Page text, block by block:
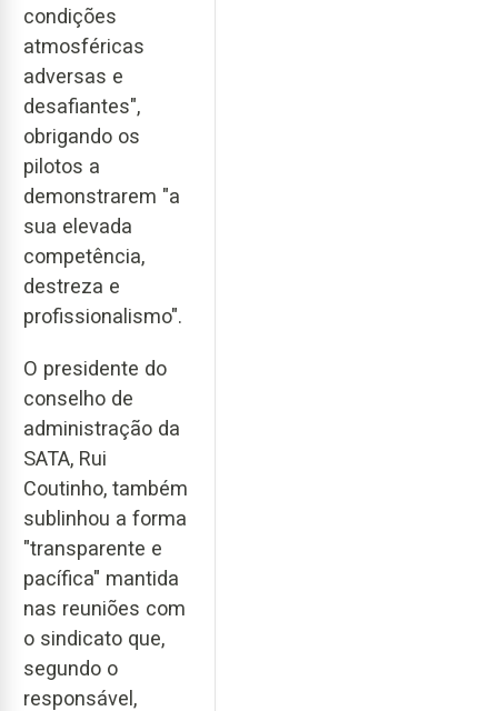
condições
atmosféricas
adversas e
desafiantes",
obrigando os
pilotos a
demonstrarem "a
sua elevada
competência,
destreza e
profissionalismo".
O presidente do
conselho de
administração da
SATA, Rui
Coutinho, também
sublinhou a forma
"transparente e
pacífica" mantida
nas reuniões com
o sindicato que,
segundo o
responsável,